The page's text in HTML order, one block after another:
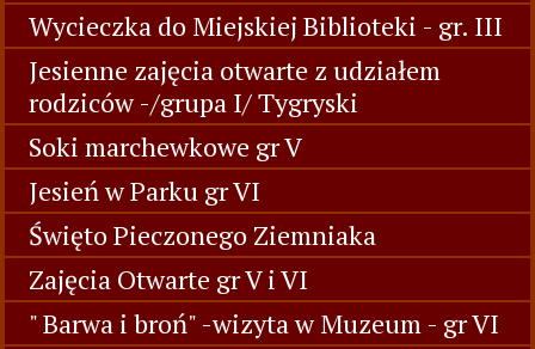
Wycieczka do Miejskiej Biblioteki - gr. III
Jesienne zajęcia otwarte z udziałem
rodziców -/grupa I/ Tygryski
Soki marchewkowe gr V
Jesień w Parku gr VI
Święto Pieczonego Ziemniaka
Zajęcia Otwarte gr V i VI
" Barwa i broń" -wizyta w Muzeum - gr VI